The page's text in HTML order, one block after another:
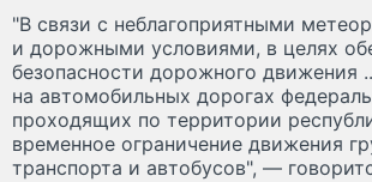
"В связи с неблагоприятными
и дорожными условиями, в целях
безопасности дорожного движения
на автомобильных дорогах
проходящих по территории
временное ограничение движения
транспорта и автобусов", —